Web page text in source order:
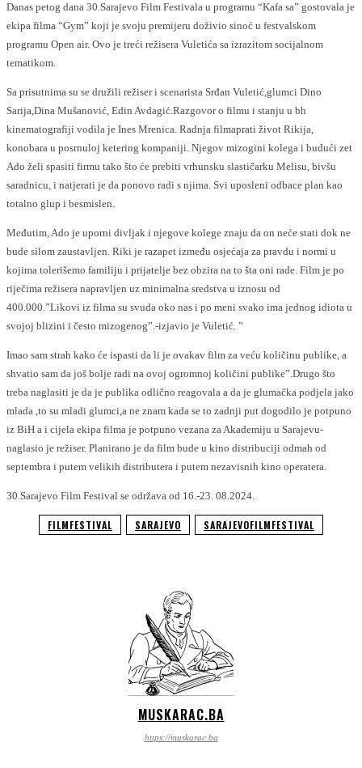
Danas petog dana 30.Sarajevo Film Festivala u programu “Kafa sa” gostovala je
ekipa filma “Gym” koji je svoju premijeru doživio sinoć u festvalskom
programu Open air. Ovo je treći režisera Vuletića sa izrazitom socijalnom
tematikom.
Sa prisutnima su se družili režiser i scenarista Srđan Vuletić,glumci Dino
Sarija,Dina Mušanović, Edin Avdagić.Razgovor o filmu i stanju u bh
kinematografiji vodila je Ines Mrenica. Radnja filmaprati život Rikija,
konobara u posrnuloj ketering kompaniji. Njegov mizogini kolega i budući zet
Ado želi spasiti firmu tako što će prebiti vrhunsku slastičarku Melisu, bivšu
saradnicu, i natjerati je da ponovo radi s njima. Svi uposleni odbace plan kao
totalno glup i besmislen.
Međutim, Ado je uporni divljak i njegove kolege znaju da on neće stati dok ne
bude silom zaustavljen. Riki je razapet između osjećaja za pravdu i normi u
kojima tolerišemo familiju i prijatelje bez obzira na to šta oni rade. Film je po
riječima režisera napravljen uz minimalna sredstva u iznosu od
400.000.”Likovi iz filma su svuda oko nas i po meni svako ima jednog idiota u
svojoj blizini i često mizogenog”.-izjavio je Vuletić. ”
Imao sam strah kako će ispasti da li je ovakav film za veću količinu publike, a
shvatio sam da još bolje radi na ovoj ogromnoj količini publike”.Drugo što
treba naglasiti je da je publika odlično reagovala a da je glumačka podjela jako
mlada ,to su mladi glumci,a ne znam kada se to zadnji put dogodilo je potpuno
iz BiH a i cijela ekipa filma je potpuno vezana za Akademiju u Sarajevu-
naglasio je režiser. Planirano je da film bude u kino distribuciji odmah od
septembra i putem velikih distributera i putem nezavisnih kino operatera.
30.Sarajevo Film Festival se održava od 16.-23. 08.2024.
FILMFESTIVAL SARAJEVO SARAJEVOFILMFESTIVAL
MUSKARAC.BA
https://muskarac.ba